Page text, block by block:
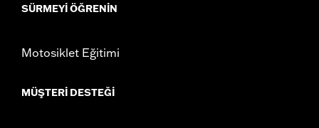
SÜRMEYI ÖĞRENIN
Motosiklet Eğitimi
MÜŞTERI DESTEĞI